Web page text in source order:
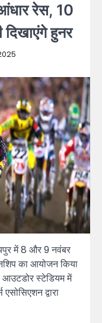
रेस, 10
हुनर
में 8 और 9 नवंबर
का आयोजन किया
आउटडोर स्टेडियम में
द्वारा